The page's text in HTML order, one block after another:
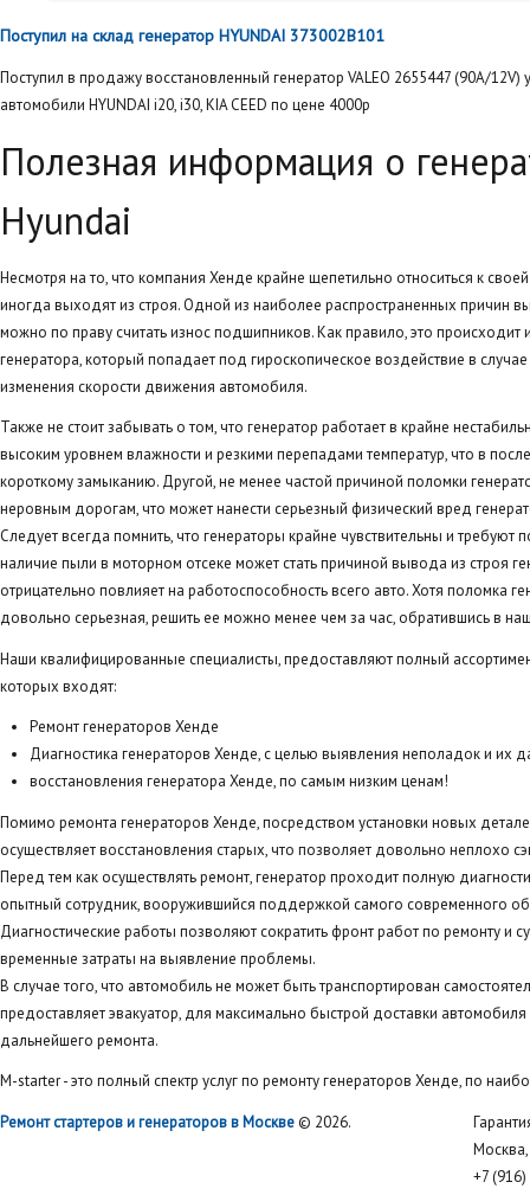
Поступил на склад генератор HYUNDAI 373002B101
Поступил в продажу восстановленный генератор VALEO 2655447 (90А/12V)
автомобили HYUNDAI i20, i30, KIA CEED по цене 4000р
Полезная информация о
Hyundai
Несмотря на то, что компания Хенде крайне щепетильно относиться к
иногда выходят из строя. Одной из наиболее распространенных причин
можно по праву считать износ подшипников. Как правило, это происходит
генератора, который попадает под гироскопическое воздействие в
изменения скорости движения автомобиля.
Также не стоит забывать о том, что генератор работает в крайне
высоким уровнем влажности и резкими перепадами температур, что в
короткому замыканию. Другой, не менее частой причиной поломки
неровным дорогам, что может нанести серьезный физический вред
Следует всегда помнить, что генераторы крайне чувствительны и требуют
наличие пыли в моторном отсеке может стать причиной вывода из строя
отрицательно повлияет на работоспособность всего авто. Хотя поломка
довольно серьезная, решить ее можно менее чем за час, обратившись в
Наши квалифицированные специалисты, предоставляют полный
которых входят:
Ремонт генераторов Хенде
Диагностика генераторов Хенде, с целью выявления неполадок и их
восстановления генератора Хенде, по самым низким ценам!
Помимо ремонта генераторов Хенде, посредством установки новых
осуществляет восстановления старых, что позволяет довольно неплохо
Перед тем как осуществлять ремонт, генератор проходит полную
опытный сотрудник, вооружившийся поддержкой самого современного
Диагностические работы позволяют сократить фронт работ по ремонту и
временные затраты на выявление проблемы.
В случае того, что автомобиль не может быть транспортирован
предоставляет эвакуатор, для максимально быстрой доставки
дальнейшего ремонта.
M-starter - это полный спектр услуг по ремонту генераторов Хенде, по
Ремонт стартеров и генераторов в Москве © 2026.
Москва,
+7